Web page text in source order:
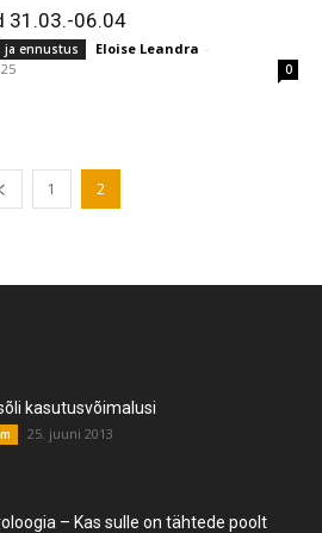
31.03.-06.04
ja ennustus Eloise Leandra -
0
1 2
kasutusvõimalusi
25. juuni 2013
– Kas sulle on tähtede poolt